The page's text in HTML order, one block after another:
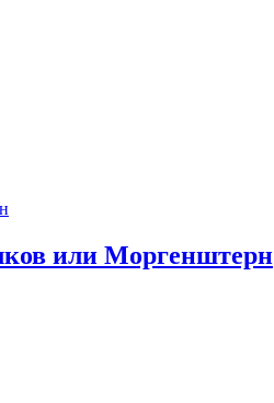
или Моргенштерн